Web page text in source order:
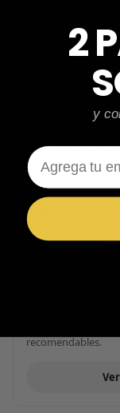
★
Total control del
modelo elegido,
Travis Scott
JV Javier
Reseña en
Perfectos y
recomendables.
2
y
Email